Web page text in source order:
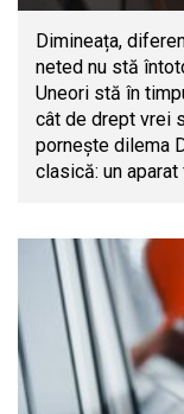
Dimineața,
neted nu stă
Uneori stă în
cât de drept vrei
pornește dilema
clasică: un